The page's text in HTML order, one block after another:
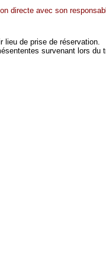
directe avec son
lieu de prise de réservation.
survenant lors du